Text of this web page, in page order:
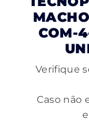
COM-
Verifique
Caso não